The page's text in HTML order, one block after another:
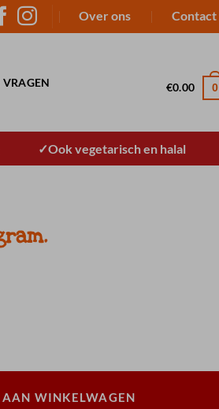
Over ons Contact
VRAGEN €0.00 0
Ook vegetarisch en halal
AAN WINKELWAGEN